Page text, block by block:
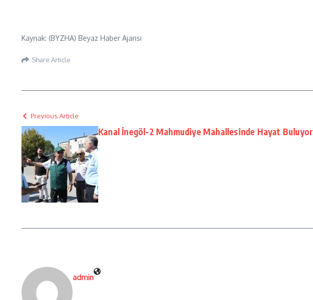
Kaynak: (BYZHA) Beyaz Haber Ajansı
Share Article
Previous Article
Kanal İnegöl-2 Mahmudiye Mahallesinde Hayat Buluyor
admin